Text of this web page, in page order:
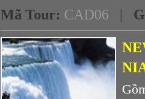
Mã Tour: CAD06 |